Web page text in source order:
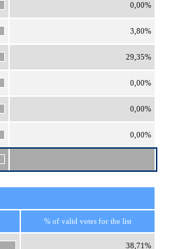
0,00%
3,80%
29,35%
0,00%
0,00%
0,00%
% of valid votes for the list
38,71%